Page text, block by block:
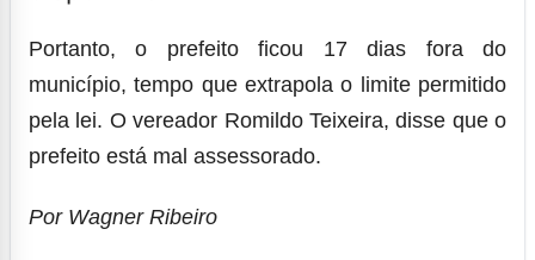
Portanto, o prefeito ficou 17 dias fora do
município, tempo que extrapola o limite permitido
pela lei. O vereador Romildo Teixeira, disse que o
prefeito está mal assessorado.
Por Wagner Ribeiro